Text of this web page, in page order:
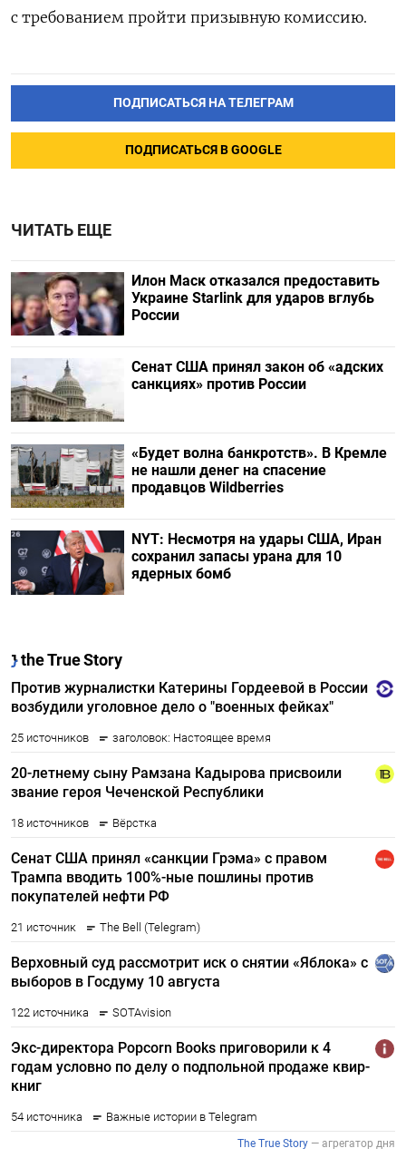
с требованием пройти призывную комиссию.
ПОДПИСАТЬСЯ НА ТЕЛЕГРАМ
ПОДПИСАТЬСЯ В GOOGLE
ЧИТАТЬ ЕЩЕ
Илон Маск отказался предоставить
Украине Starlink для ударов вглубь
России
Сенат США принял закон об «адских
санкциях» против России
«Будет волна банкротств». В Кремле
не нашли денег на спасение
продавцов Wildberries
NYT: Несмотря на удары США, Иран
сохранил запасы урана для 10
ядерных бомб